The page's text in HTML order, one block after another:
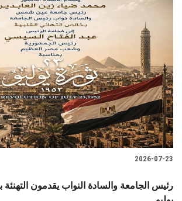
2026-07-23